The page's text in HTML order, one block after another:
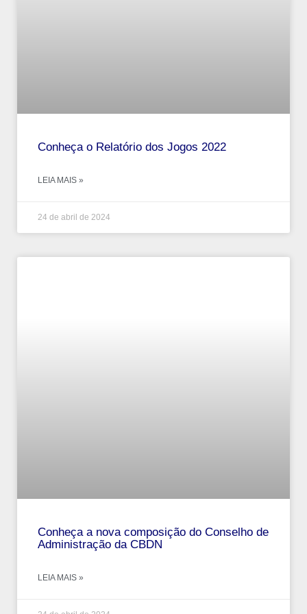
Conheça o Relatório dos Jogos 2022
LEIA MAIS »
24 de abril de 2024
Conheça a nova composição do Conselho de
Administração da CBDN
LEIA MAIS »